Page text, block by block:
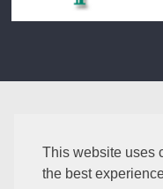
This website uses
the best